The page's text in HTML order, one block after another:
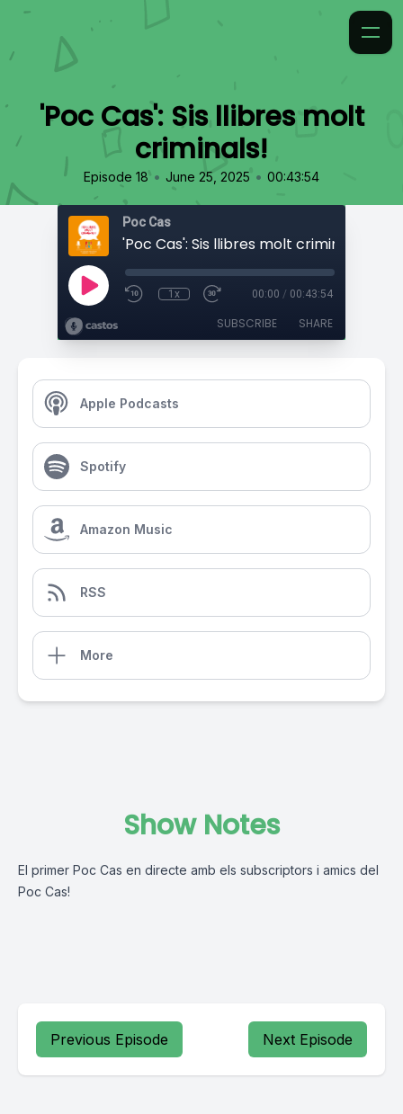
'Poc Cas': Sis llibres molt
criminals!
Episode 18 • June 25, 2025 • 00:43:54
Poc Cas
'Poc Cas': Sis llibres molt criminals!
1x 00:00 / 00:43:54
SUBSCRIBE SHARE
Apple Podcasts
Spotify
Amazon Music
RSS
More
Show Notes
El primer Poc Cas en directe amb els subscriptors i amics del
Poc Cas!
Previous Episode Next Episode